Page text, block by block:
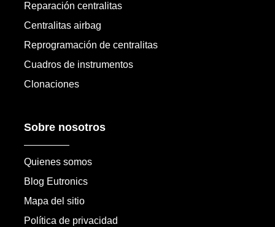
Reparación centralitas
Centralitas airbag
Reprogramación de centralitas
Cuadros de instrumentos
Clonaciones
Sobre nosotros
Quienes somos
Blog Eutronics
Mapa del sitio
Política de privacidad